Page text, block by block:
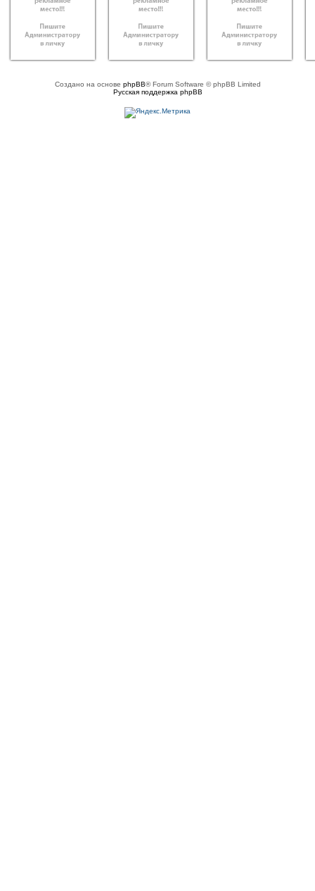
Создано на основе phpBB® Forum Software © phpBB Limited
Русская поддержка phpBB